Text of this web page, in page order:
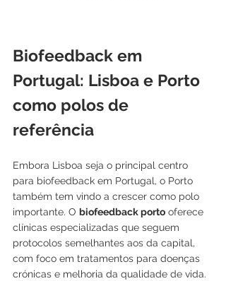
Biofeedback em
Portugal: Lisboa e Porto
como polos de
referência
Embora Lisboa seja o principal centro
para biofeedback em Portugal, o Porto
também tem vindo a crescer como polo
importante. O biofeedback porto oferece
clínicas especializadas que seguem
protocolos semelhantes aos da capital,
com foco em tratamentos para doenças
crónicas e melhoria da qualidade de vida.